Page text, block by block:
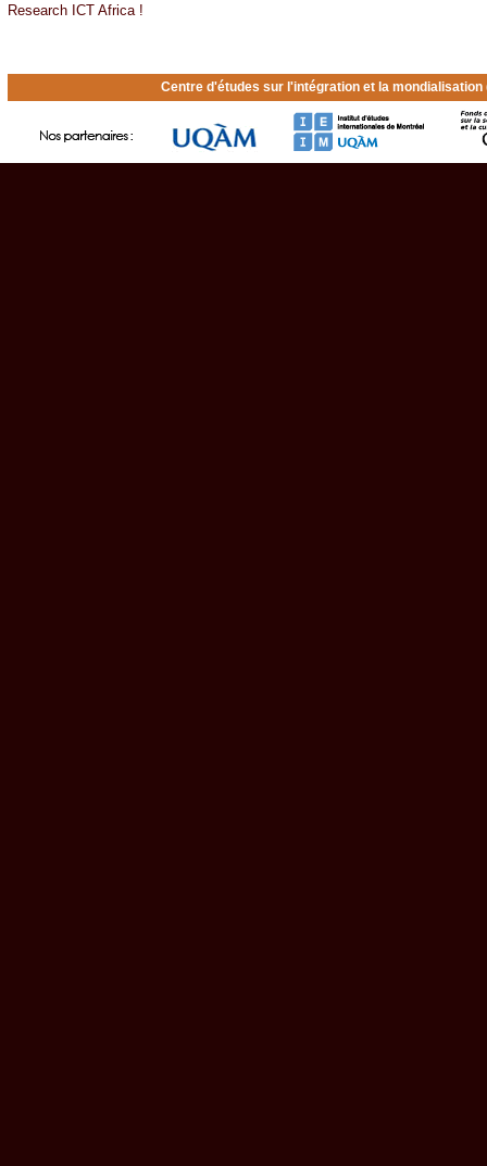
Research ICT Africa !
Centre d'études sur l'intégration et la mondialisation